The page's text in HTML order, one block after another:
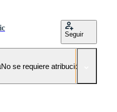
Seguir
No se requiere atribución!